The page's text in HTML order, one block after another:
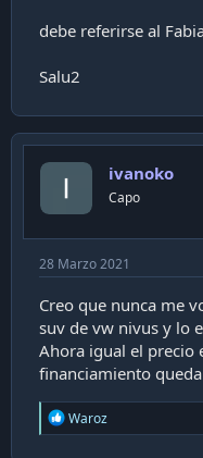
debe referirse al
Salu2
ivanoko
Capo
28 Marzo 2021
Creo que nunca me
suv de vw nivus y lo
Ahora igual el precio
financiamiento
R
e
Waroz